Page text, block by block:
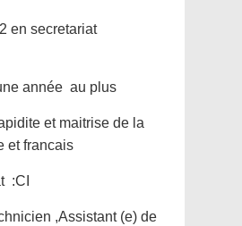
en secretariat
année au plus
et maitrise de la
et francais
:CI
,Assistant (e) de